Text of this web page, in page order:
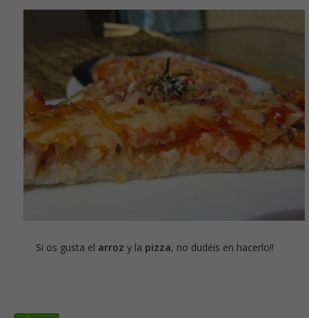
Si os gusta el arroz y la pizza, no dudéis en hacerlo!!